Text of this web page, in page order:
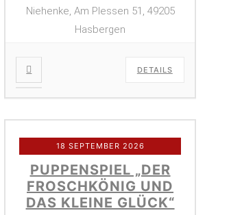
Niehenke, Am Plessen 51, 49205
Hasbergen
DETAILS
18 SEPTEMBER 2026
PUPPENSPIEL „DER
FROSCHKÖNIG UND
DAS KLEINE GLÜCK“